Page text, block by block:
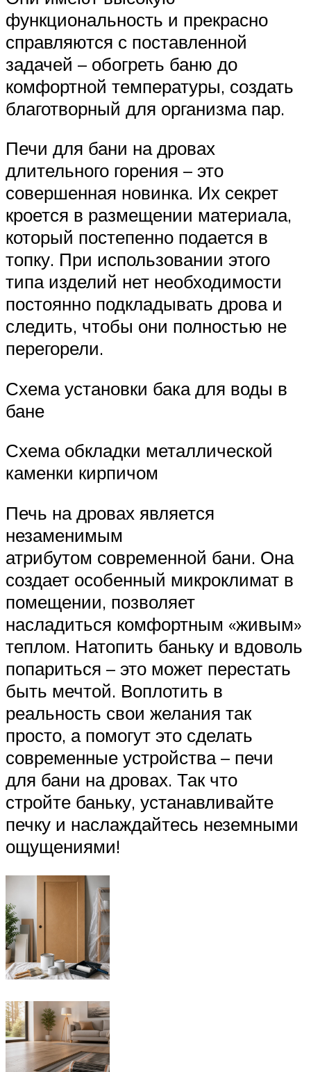
функциональность и прекрасно
справляются с поставленной
задачей – обогреть баню до
комфортной температуры, создать
благотворный для организма пар.
Печи для бани на дровах
длительного горения – это
совершенная новинка. Их секрет
кроется в размещении материала,
который постепенно подается в
топку. При использовании этого
типа изделий нет необходимости
постоянно подкладывать дрова и
следить, чтобы они полностью не
перегорели.
Схема установки бака для воды в
бане
Схема обкладки металлической
каменки кирпичом
Печь на дровах является
незаменимым
атрибутом современной бани. Она
создает особенный микроклимат в
помещении, позволяет
насладиться комфортным «живым»
теплом. Натопить баньку и вдоволь
попариться – это может перестать
быть мечтой. Воплотить в
реальность свои желания так
просто, а помогут это сделать
современные устройства – печи
для бани на дровах. Так что
стройте баньку, устанавливайте
печку и наслаждайтесь неземными
ощущениями!